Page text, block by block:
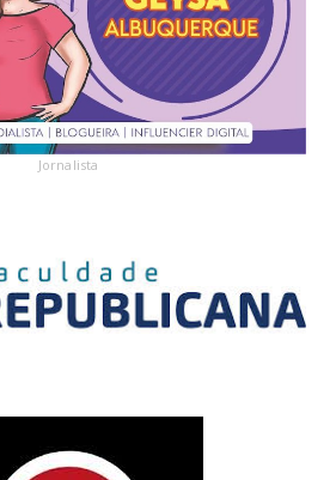
Jornalista